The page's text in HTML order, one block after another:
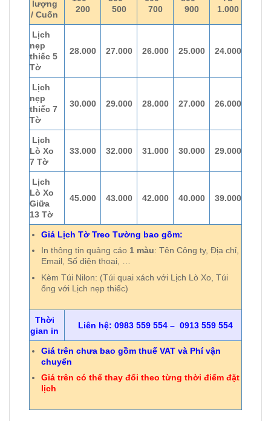
lượng
/ Cuốn
200
500
700
900
1.000
Lịch
nẹp
thiếc 5
Tờ
28.000 27.000 26.000 25.000 24.000
Lịch
nẹp
thiếc 7
Tờ
30.000 29.000 28.000 27.000 26.000
Lịch
Lò Xo
7 Tờ
33.000 32.000 31.000 30.000 29.000
Lịch
Lò Xo
Giữa
13 Tờ
45.000 43.000 42.000 40.000 39.000
Giá Lịch Tờ Treo Tường bao gồm:
In thông tin quảng cáo 1 màu: Tên Công ty, Địa chỉ,
Email, Số điện thoại, …
Kèm Túi Nilon: (Túi quai xách với Lịch Lò Xo, Túi
ống với Lịch nẹp thiếc)
Thời
gian in
Liên hệ: 0983 559 554 – 0913 559 554
Giá trên chưa bao gồm thuế VAT và Phí vận
chuyển
Giá trên có thể thay đổi theo từng thời điểm đặt
lịch